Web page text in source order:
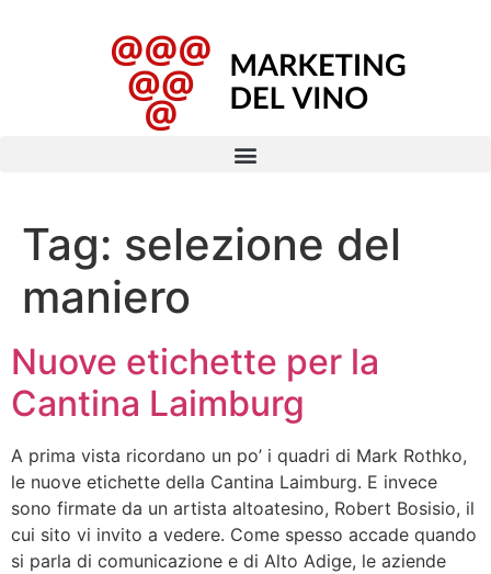
Tag: selezione del
maniero
Nuove etichette per la
Cantina Laimburg
A prima vista ricordano un po’ i quadri di Mark Rothko,
le nuove etichette della Cantina Laimburg. E invece
sono firmate da un artista altoatesino, Robert Bosisio, il
cui sito vi invito a vedere. Come spesso accade quando
si parla di comunicazione e di Alto Adige, le aziende